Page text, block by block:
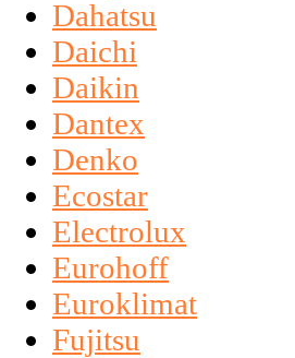
Dahatsu
Daichi
Daikin
Dantex
Denko
Ecostar
Electrolux
Eurohoff
Euroklimat
Fujitsu